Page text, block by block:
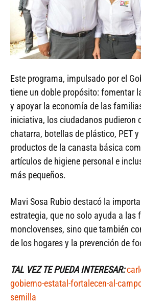
Este programa, impulsado por el
tiene un doble propósito: fomentar
y apoyar la economía de las
iniciativa, los ciudadanos pudieron
chatarra, botellas de plástico, PET
productos de la canasta básica
artículos de higiene personal e
más pequeños.
Mavi Sosa Rubio destacó la
estrategia, que no solo ayuda a las
monclovenses, sino que también
de los hogares y la prevención de
TAL VEZ TE PUEDA INTERESAR:
gobierno-estatal-fortalecen-al-
semilla